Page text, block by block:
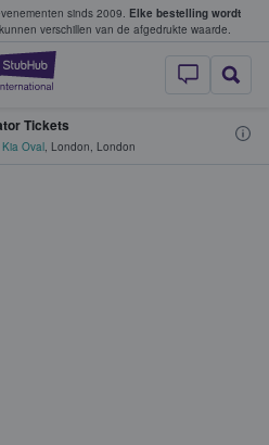
sinds 2009. Elke bestelling wordt
verschillen van de afgedrukte waarde.
StubHub: waar
verkopen
Tickets
Oval, London, London